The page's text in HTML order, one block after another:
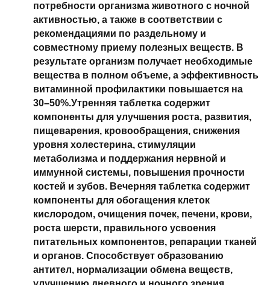
потребности организма животного с ночной
активностью, а также в соответствии с
рекомендациями по раздельному и
совместному приему полезных веществ. В
результате организм получает необходимые
вещества в полном объеме, а эффективность
витаминной профилактики повышается на
30–50%.Утренняя таблетка содержит
компоненты для улучшения роста, развития,
пищеварения, кровообращения, снижения
уровня холестерина, стимуляции
метаболизма и поддержания нервной и
иммунной системы, повышения прочности
костей и зубов. Вечерняя таблетка содержит
компоненты для обогащения клеток
кислородом, очищения почек, печени, крови,
роста шерсти, правильного усвоения
питательных компонентов, репарации тканей
и органов. Способствует образованию
антител, нормализации обмена веществ,